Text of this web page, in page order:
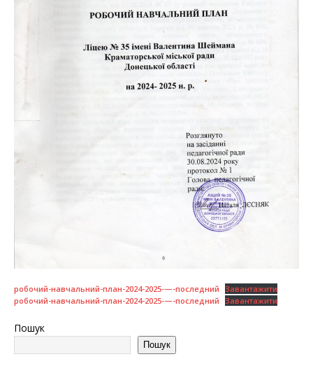
робочий-навчальний-план-2024-2025-—-последний
Завантажити
робочий-навчальний-план-2024-2025-—-последний
Завантажити
Пошук
Пошук